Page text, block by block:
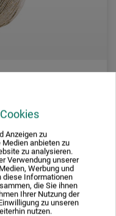
Anzeigen zu
anbieten zu
zu analysieren.
Verwendung unserer
Werbung und
diese Informationen
die Sie ihnen
Ihrer Nutzung der
zu unseren
nutzen.